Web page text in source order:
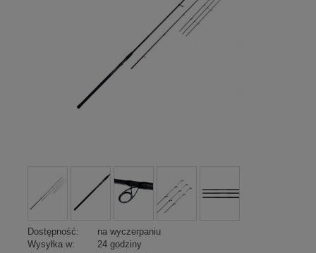
Dostępność:
na wyczerpaniu
Wysyłka w:
24 godziny